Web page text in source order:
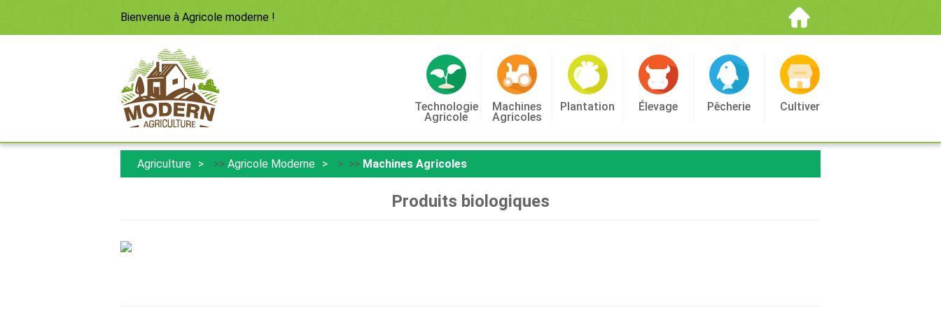
Bienvenue à Agricole moderne !
Technologie
Agricole
Machines
Agricoles
Plantation Élevage Pêcherie Cultiver
Agriculture >> Agricole Moderne > >> Machines Agricoles
Produits biologiques